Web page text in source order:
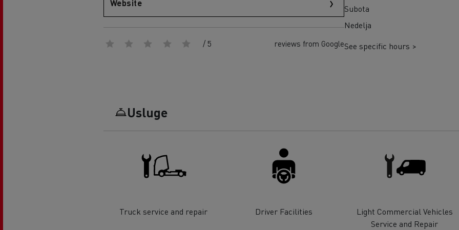
Website
/ 5 reviews from Google
Subota
Nedelja
See specific hours >
Usluge
Truck service and repair Driver Facilities
Light Commercial Vehicles
Service and Repair